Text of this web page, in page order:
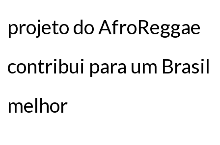
projeto do AfroReggae
contribui para um Brasil
melhor